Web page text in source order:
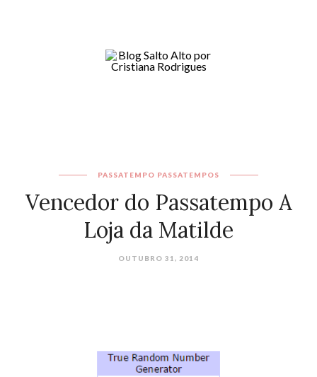
PASSATEMPO PASSATEMPOS
Vencedor do Passatempo A
Loja da Matilde
OUTUBRO 31, 2014